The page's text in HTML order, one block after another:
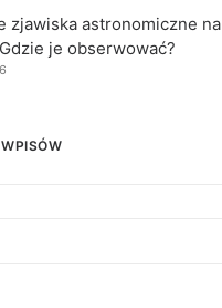
zjawiska astronomiczne na
je obserwować?